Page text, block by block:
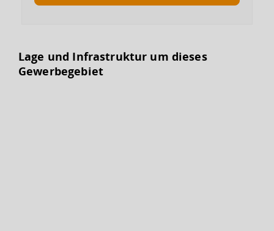
Lage und Infrastruktur um dieses
Gewerbegebiet